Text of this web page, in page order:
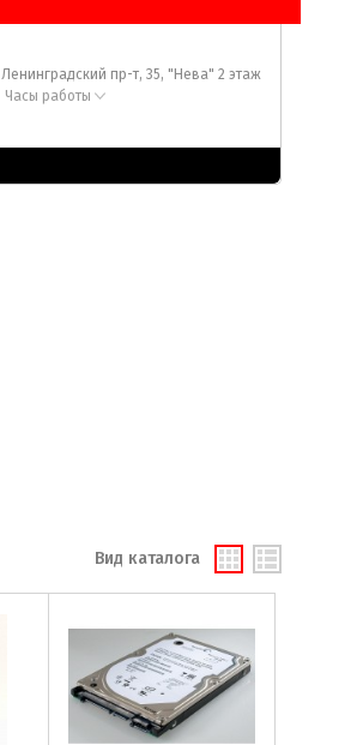
Ленинградский пр-т, 35, "Нева" 2 этаж
Часы работы
Вид каталога